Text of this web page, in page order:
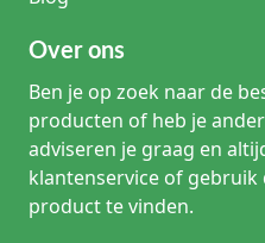
Over ons
Ben je op zoek naar de
producten of heb je
adviseren je graag en
klantenservice of
product te vinden.